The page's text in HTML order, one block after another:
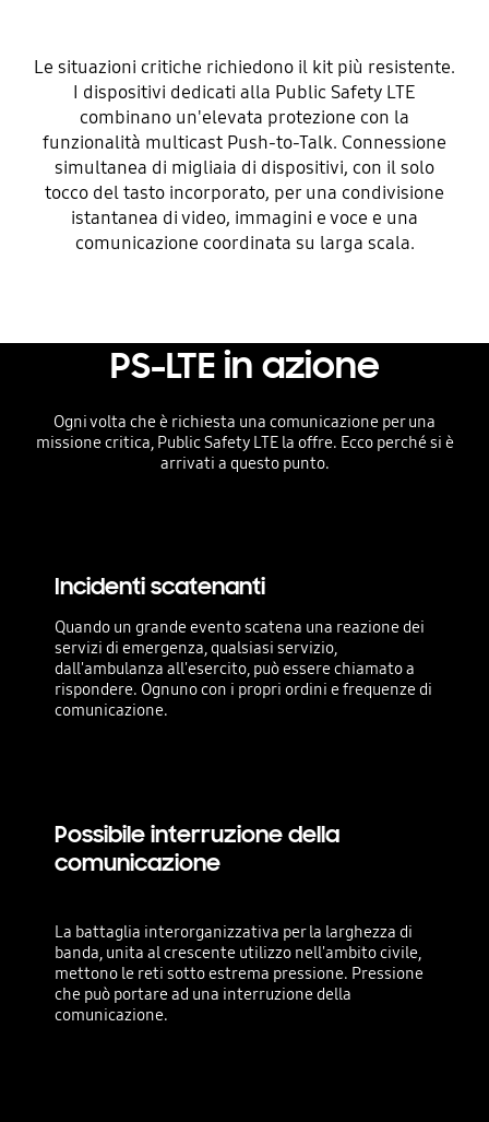
Le situazioni critiche richiedono il kit più resistente.
I dispositivi dedicati alla Public Safety LTE
combinano un'elevata protezione con la
funzionalità multicast Push-to-Talk. Connessione
simultanea di migliaia di dispositivi, con il solo
tocco del tasto incorporato, per una condivisione
istantanea di video, immagini e voce e una
comunicazione coordinata su larga scala.
PS-LTE in azione
Ogni volta che è richiesta una comunicazione per una
missione critica, Public Safety LTE la offre. Ecco perché si è
arrivati a questo punto.
Incidenti scatenanti
Quando un grande evento scatena una reazione dei
servizi di emergenza, qualsiasi servizio,
dall'ambulanza all'esercito, può essere chiamato a
rispondere. Ognuno con i propri ordini e frequenze di
comunicazione.
Possibile interruzione della
comunicazione
La battaglia interorganizzativa per la larghezza di
banda, unita al crescente utilizzo nell'ambito civile,
mettono le reti sotto estrema pressione. Pressione
che può portare ad una interruzione della
comunicazione.